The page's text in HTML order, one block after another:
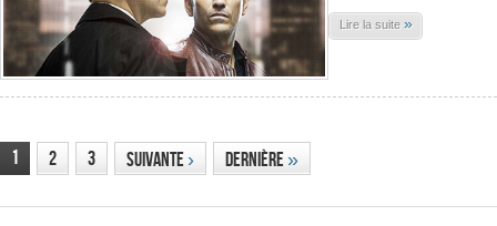
Lire la suite »
1 2 3 Suivante› Dernière»